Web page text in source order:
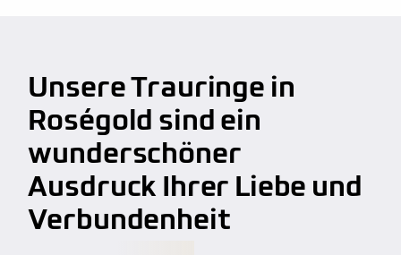
100% Nickelfrei
hoher Qualitätsstandard, unabhängig von dem
Budget
kostenfreie Weitenänderung(verkleinern,
vergrößern)
kostenfreie Aufarbeitung(polieren, mattieren)
individuelle Gravuren(Fingerabdruck, etc.)
Anfertigung von individuellen Trauringen
Unsere Trauringe in
Roségold sind ein
wunderschöner
Ausdruck Ihrer Liebe und
Verbundenheit